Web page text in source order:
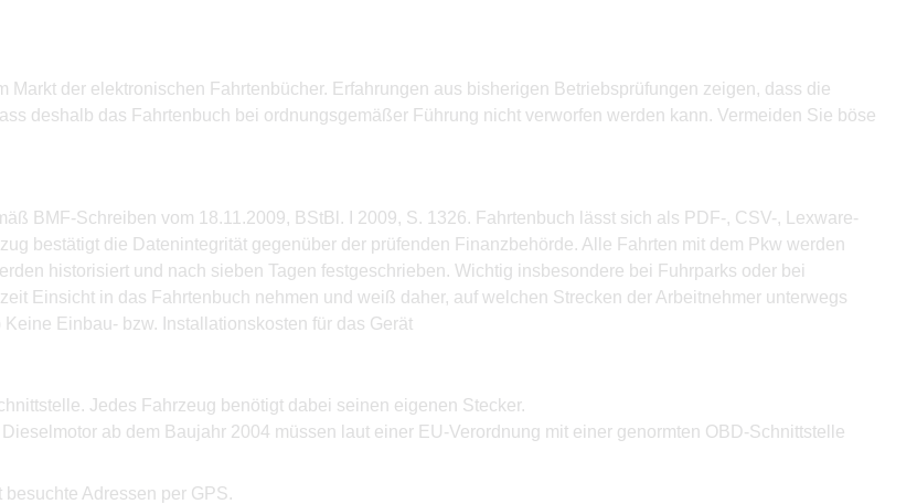
der elektronischen Fahrtenbücher. Erfahrungen aus bisherigen Betriebsprüfungen zeigen, dass die
deshalb das Fahrtenbuch bei ordnungsgemäßer Führung nicht verworfen werden kann. Vermeiden Sie böse
BMF-Schreiben vom 18.11.2009, BStBl. I 2009, S. 1326. Fahrtenbuch lässt sich als PDF-, CSV-, Lexware-
bestätigt die Datenintegrität gegenüber der prüfenden Finanzbehörde. Alle Fahrten mit dem Pkw werden
historisiert und nach sieben Tagen festgeschrieben. Wichtig insbesondere bei Fuhrparks oder bei
Einsicht in das Fahrtenbuch nehmen und weiß daher, auf welchen Strecken der Arbeitnehmer unterwegs
Einbau- bzw. Installationskosten für das Gerät
Jedes Fahrzeug benötigt dabei seinen eigenen Stecker.
ab dem Baujahr 2004 müssen laut einer EU-Verordnung mit einer genormten OBD-Schnittstelle
Adressen per GPS.